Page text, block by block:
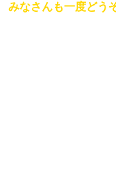
みなさんも一度どう